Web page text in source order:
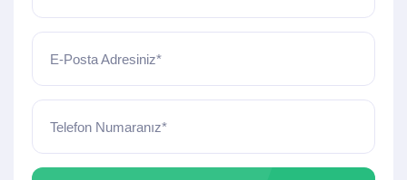
E-Posta Adresiniz*
Telefon Numaranız*